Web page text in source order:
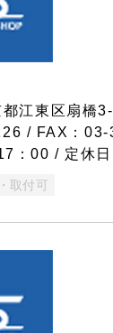
江東区扇橋
/ FAX：03-
：00 / 定休
取付可